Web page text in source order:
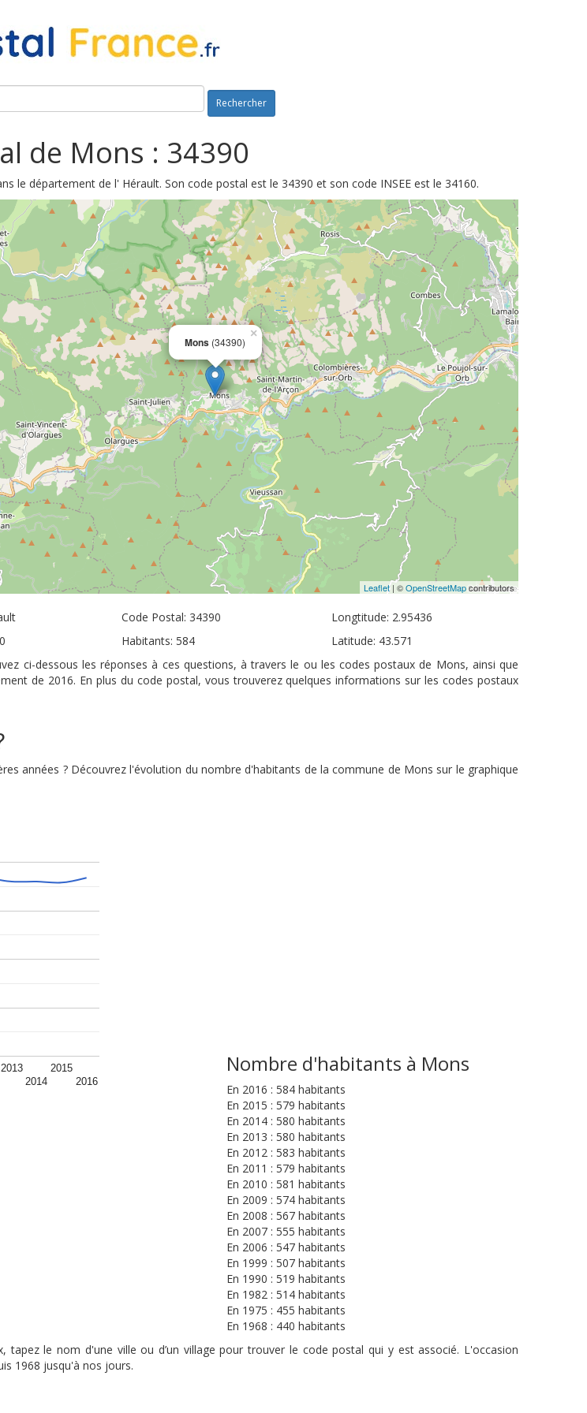
Rechercher
de Mons : 34390
le département de l' Hérault. Son code postal est le 34390 et son code INSEE est le 34160.
Mons (34390)
×
Leaflet| ©OpenStreetMapcontributors
Code Postal: 34390
Habitants: 584
Longtitude: 2.95436
Latitude: 43.571
ci-dessous les réponses à ces questions, à travers le ou les codes postaux de Mons, ainsi que
de 2016. En plus du code postal, vous trouverez quelques informations sur les codes postaux
années ? Découvrez l'évolution du nombre d'habitants de la commune de Mons sur le graphique
2013
2014
2015
2016
Nombre d'habitants à Mons
En 2016 : 584 habitants
En 2015 : 579 habitants
En 2014 : 580 habitants
En 2013 : 580 habitants
En 2012 : 583 habitants
En 2011 : 579 habitants
En 2010 : 581 habitants
En 2009 : 574 habitants
En 2008 : 567 habitants
En 2007 : 555 habitants
En 2006 : 547 habitants
En 1999 : 507 habitants
En 1990 : 519 habitants
En 1982 : 514 habitants
En 1975 : 455 habitants
En 1968 : 440 habitants
le nom d'une ville ou d’un village pour trouver le code postal qui y est associé. L'occasion
1968 jusqu'à nos jours.